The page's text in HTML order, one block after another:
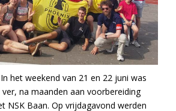
het weekend van 21 en 22 juni was
na maanden aan voorbereiding
NSK Baan. Op vrijdagavond werden